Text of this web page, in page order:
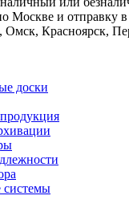
Москве и отправку
Омск, Красноярск,
доски
системы